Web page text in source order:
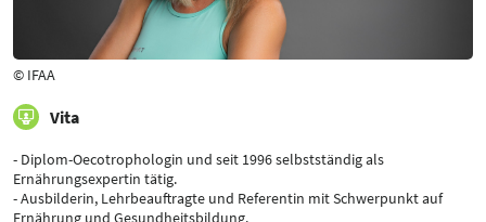
© IFAA
Vita
- Diplom-Oecotrophologin und seit 1996 selbstständig als
Ernährungsexpertin tätig.
- Ausbilderin, Lehrbeauftragte und Referentin mit Schwerpunkt auf
Ernährung und Gesundheitsbildung.